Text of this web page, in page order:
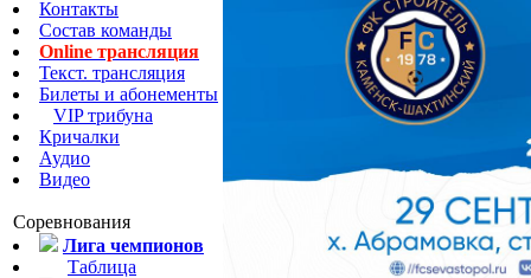
Контакты
Состав команды
Online трансляция
Текст. трансляция
Билеты и абонементы
VIP трибуна
Кричалки
Аудио
Видео
Соревнования
Лига чемпионов
Таблица